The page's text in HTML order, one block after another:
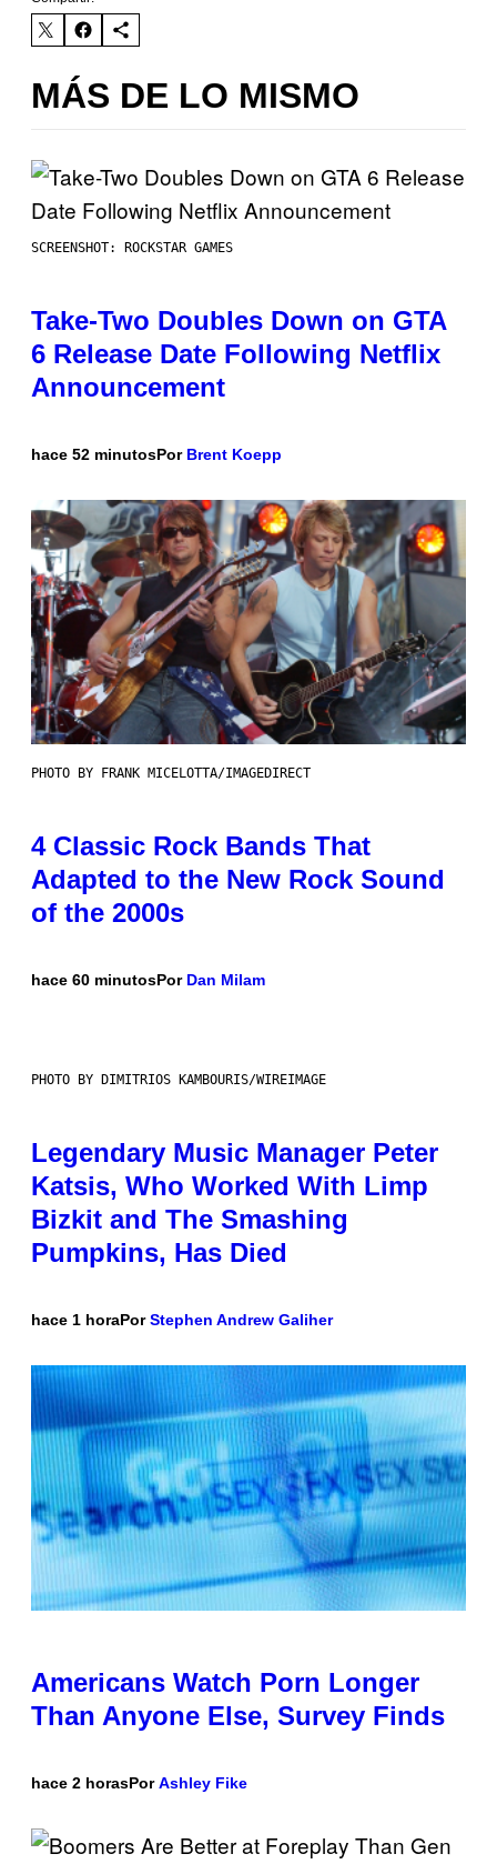
MÁS DE LO MISMO
SCREENSHOT: ROCKSTAR GAMES
Take-Two Doubles Down on GTA
6 Release Date Following Netflix
Announcement
hace 52 minutosPor Brent Koepp
PHOTO BY FRANK MICELOTTA/IMAGEDIRECT
4 Classic Rock Bands That
Adapted to the New Rock Sound
of the 2000s
hace 60 minutosPor Dan Milam
PHOTO BY DIMITRIOS KAMBOURIS/WIREIMAGE
Legendary Music Manager Peter
Katsis, Who Worked With Limp
Bizkit and The Smashing
Pumpkins, Has Died
hace 1 horaPorStephen Andrew Galiher
Americans Watch Porn Longer
Than Anyone Else, Survey Finds
hace 2 horasPorAshley Fike